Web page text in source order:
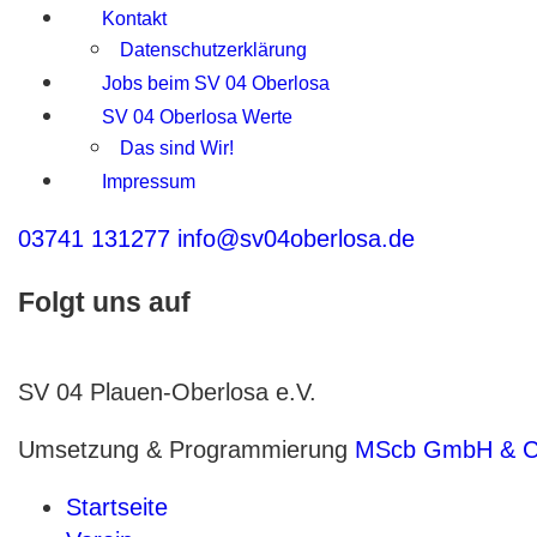
Kontakt
Datenschutzerklärung
Jobs beim SV 04 Oberlosa
SV 04 Oberlosa Werte
Das sind Wir!
Impressum
03741 131277 info@sv04oberlosa.de
Folgt uns auf
SV 04 Plauen-Oberlosa e.V.
Umsetzung & Programmierung MScb GmbH &
Startseite